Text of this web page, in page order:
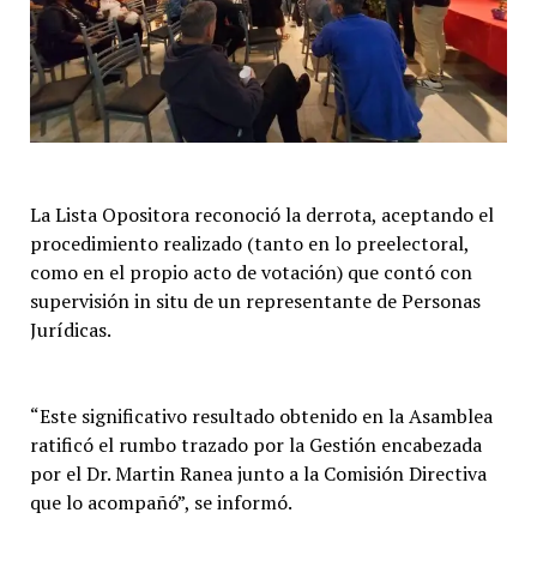
La Lista Opositora reconoció la derrota, aceptando el
procedimiento realizado (tanto en lo preelectoral,
como en el propio acto de votación) que contó con
supervisión in situ de un representante de Personas
Jurídicas.
“Este significativo resultado obtenido en la Asamblea
ratificó el rumbo trazado por la Gestión encabezada
por el Dr. Martin Ranea junto a la Comisión Directiva
que lo acompañó”, se informó.